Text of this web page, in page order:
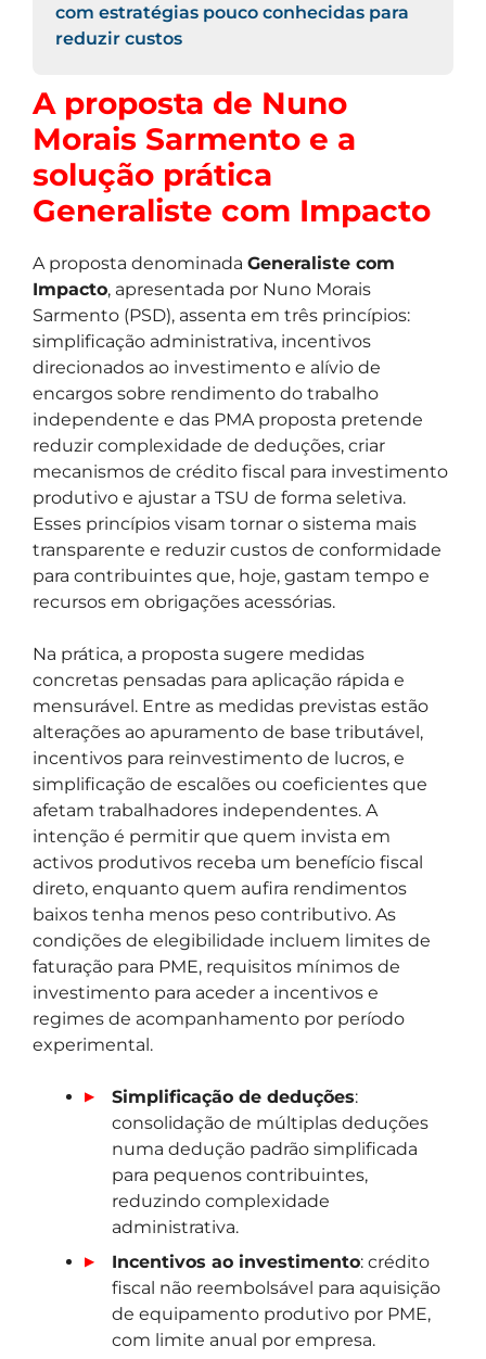
com estratégias pouco conhecidas para
reduzir custos
A proposta de Nuno
Morais Sarmento e a
solução prática
Generaliste com Impacto
A proposta denominada Generaliste com
Impacto, apresentada por Nuno Morais
Sarmento (PSD), assenta em três princípios:
simplificação administrativa, incentivos
direcionados ao investimento e alívio de
encargos sobre rendimento do trabalho
independente e das PMA proposta pretende
reduzir complexidade de deduções, criar
mecanismos de crédito fiscal para investimento
produtivo e ajustar a TSU de forma seletiva.
Esses princípios visam tornar o sistema mais
transparente e reduzir custos de conformidade
para contribuintes que, hoje, gastam tempo e
recursos em obrigações acessórias.
Na prática, a proposta sugere medidas
concretas pensadas para aplicação rápida e
mensurável. Entre as medidas previstas estão
alterações ao apuramento de base tributável,
incentivos para reinvestimento de lucros, e
simplificação de escalões ou coeficientes que
afetam trabalhadores independentes. A
intenção é permitir que quem invista em
activos produtivos receba um benefício fiscal
direto, enquanto quem aufira rendimentos
baixos tenha menos peso contributivo. As
condições de elegibilidade incluem limites de
faturação para PME, requisitos mínimos de
investimento para aceder a incentivos e
regimes de acompanhamento por período
experimental.
Simplificação de deduções:
consolidação de múltiplas deduções
numa dedução padrão simplificada
para pequenos contribuintes,
reduzindo complexidade
administrativa.
Incentivos ao investimento: crédito
fiscal não reembolsável para aquisição
de equipamento produtivo por PME,
com limite anual por empresa.